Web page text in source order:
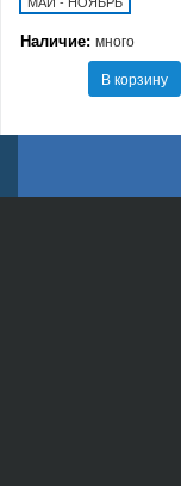
Наличие: много
В корзину